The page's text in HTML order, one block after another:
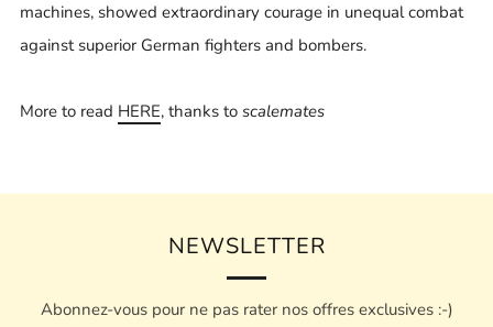
machines, showed extraordinary courage in unequal combat
against superior German fighters and bombers.
More to read HERE, thanks to scalemates
NEWSLETTER
Abonnez-vous pour ne pas rater nos offres exclusives :-)